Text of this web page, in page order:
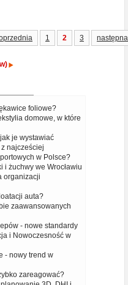
1 2 3 następna
foliowe?
domowe, w które
je wystawiać
najcześciej
w Polsce?
i żuchwy we Wrocławiu
organizacji
auta?
zaawansowanych
- nowe standardy
i Nowoczesność w
- nowy trend w
zareagować?